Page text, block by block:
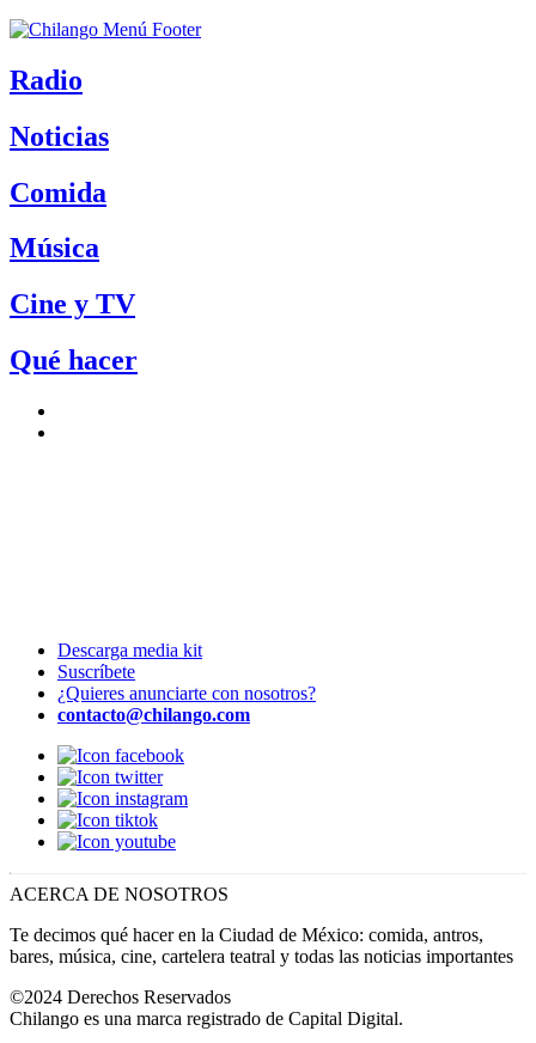
Radio
Noticias
Comida
Música
Cine y TV
Qué hacer
Descarga media kit
Suscríbete
¿Quieres anunciarte con nosotros?
contacto@chilango.com
ACERCA DE NOSOTROS
Te decimos qué hacer en la Ciudad de México: comida, antros,
bares, música, cine, cartelera teatral y todas las noticias importantes
©2024 Derechos Reservados
Chilango es una marca registrado de Capital Digital.